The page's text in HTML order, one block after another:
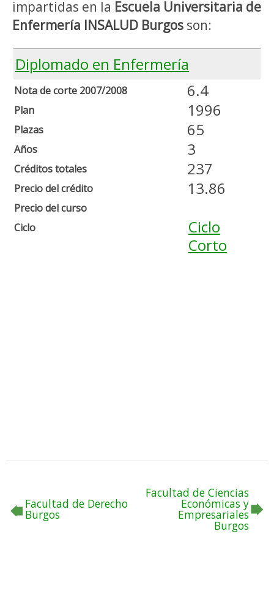
impartidas en la Escuela Universitaria de
Enfermería INSALUD Burgos son:
Diplomado en Enfermería
Nota de corte 2007/2008
Plan
Plazas
Años
Créditos totales
Precio del crédito
Precio del curso
Ciclo
6.4
1996
65
3
237
13.86
Ciclo
Corto
Facultad de Derecho
Burgos
Facultad de Ciencias
Económicas y
Empresariales
Burgos